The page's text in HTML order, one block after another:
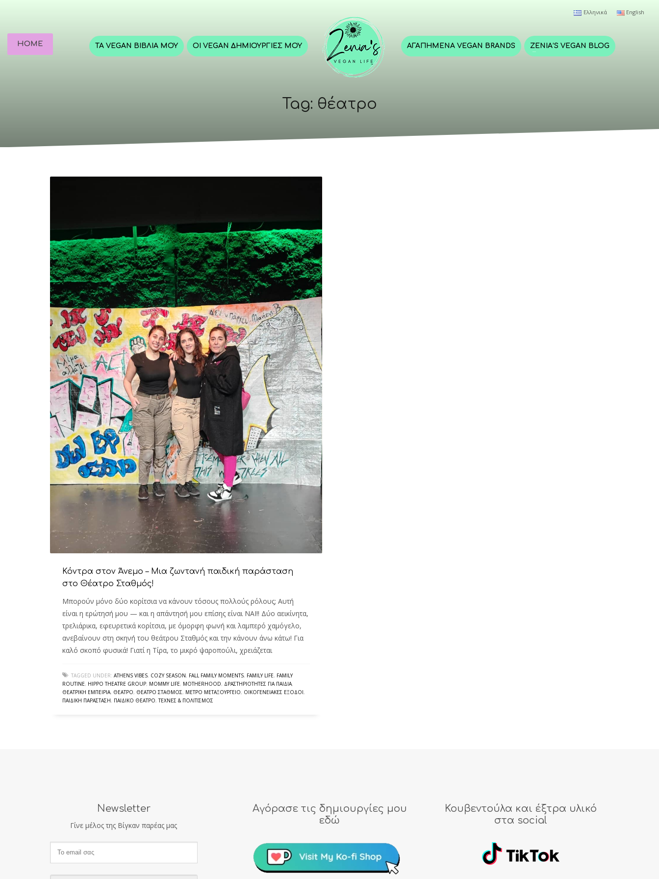
Ελληνικά English
ΤΑ VEGAN ΒΙΒΛΊΑ ΜΟΥ ΟΙ VEGAN ΔΗΜΙΟΥΡΓΊΕΣ ΜΟΥ ΑΓΑΠΗΜΈΝΑ VEGAN BRANDS ZENIA’S VEGAN BLOG
HOME
Tag: θέατρο
Κόντρα στον Άνεμο – Μια ζωντανή παιδική παράσταση
στο Θέατρο Σταθμός!
Μπορούν μόνο δύο κορίτσια να κάνουν τόσους πολλούς ρόλους; Αυτή
είναι η ερώτησή μου — και η απάντησή μου επίσης είναι ΝΑΙ!! Δύο αεικίνητα,
τρελιάρικα, εφευρετικά κορίτσια, με όμορφη φωνή και λαμπερό χαμόγελο,
ανεβαίνουν στη σκηνή του θεάτρου Σταθμός και την κάνουν άνω κάτω! Για
καλό σκοπό φυσικά! Γιατί η Τίρα, το μικρό ψαροπούλι, χρειάζεται
TAGGED UNDER: ATHENS VIBES, COZY SEASON, FALL FAMILY MOMENTS, FAMILY LIFE, FAMILY
ROUTINE, HIPPO THEATRE GROUP, MOMMY LIFE, MOTHERHOOD, ΔΡΑΣΤΗΡΙΌΤΗΤΕΣ ΓΙΑ ΠΑΙΔΙΆ,
ΘΕΑΤΡΙΚΉ ΕΜΠΕΙΡΊΑ, ΘΈΑΤΡΟ, ΘΈΑΤΡΟ ΣΤΑΘΜΌΣ, ΜΕΤΡΌ ΜΕΤΑΞΟΥΡΓΕΊΟ, ΟΙΚΟΓΕΝΕΙΑΚΈΣ ΈΞΟΔΟΙ,
ΠΑΙΔΙΚΉ ΠΑΡΆΣΤΑΣΗ, ΠΑΙΔΙΚΌ ΘΈΑΤΡΟ,ΤΈΧΝΕΣ & ΠΟΛΙΤΙΣΜΌΣ
Newsletter
Γίνε μέλος της Βίγκαν παρέας μας
Αγόρασε τις δημιουργίες μου
εδώ
Κουβεντούλα και έξτρα υλικό
στα social